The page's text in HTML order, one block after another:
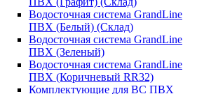
Водосточная система GrandLine
ПВХ (Белый) (Склад)
Водосточная система GrandLine
ПВХ (Зеленый)
Водосточная система GrandLine
ПВХ (Коричневый RR32)
Комплектующие для ВС ПВХ